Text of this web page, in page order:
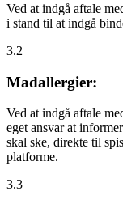
Ved at indgå aftale
i stand til at indgå
3.2
Madallergier:
Ved at indgå aftale
eget ansvar at
skal ske, direkte til
platforme.
3.3